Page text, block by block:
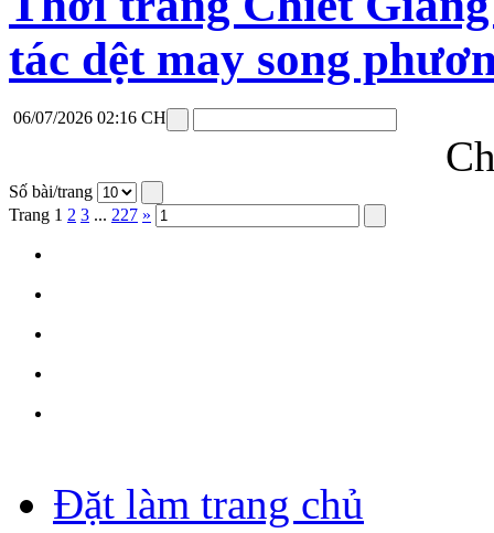
tác dệt may song
06/07/2026 02:16 CH
Số bài/trang
Trang 1 2 3 ... 227 »
Đặt làm trang chủ